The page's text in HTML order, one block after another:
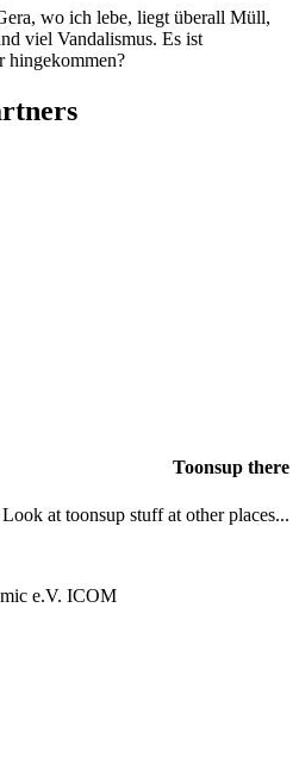
wo ich lebe, liegt überall Müll,
viel Vandalismus. Es ist
hingekommen?
Toonsup there
Look at toonsup stuff at other places...
e.V. ICOM